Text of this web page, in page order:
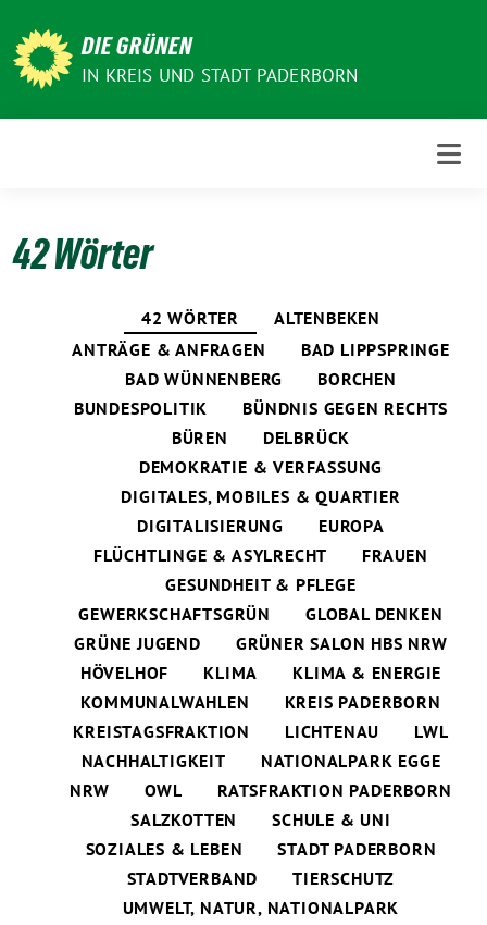
zum
Inhalt
DIE GRÜNEN
IN KREIS UND STADT PADERBORN
42 Wörter
42 WÖRTER
ALTENBEKEN
ANTRÄGE & ANFRAGEN
BAD LIPPSPRINGE
BAD WÜNNENBERG
BORCHEN
BUNDESPOLITIK
BÜNDNIS GEGEN RECHTS
BÜREN
DELBRÜCK
DEMOKRATIE & VERFASSUNG
DIGITALES, MOBILES & QUARTIER
DIGITALISIERUNG
EUROPA
FLÜCHTLINGE & ASYLRECHT
FRAUEN
GESUNDHEIT & PFLEGE
GEWERKSCHAFTSGRÜN
GLOBAL DENKEN
GRÜNE JUGEND
GRÜNER SALON HBS NRW
HÖVELHOF
KLIMA
KLIMA & ENERGIE
KOMMUNALWAHLEN
KREIS PADERBORN
KREISTAGSFRAKTION
LICHTENAU
LWL
NACHHALTIGKEIT
NATIONALPARK EGGE
NRW
OWL
RATSFRAKTION PADERBORN
SALZKOTTEN
SCHULE & UNI
SOZIALES & LEBEN
STADT PADERBORN
STADTVERBAND
TIERSCHUTZ
UMWELT, NATUR, NATIONALPARK